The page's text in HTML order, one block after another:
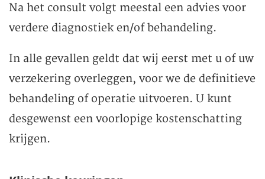
Na het consult volgt meestal een advies voor
verdere diagnostiek en/of behandeling.
In alle gevallen geldt dat wij eerst met u of uw
verzekering overleggen, voor we de definitieve
behandeling of operatie uitvoeren. U kunt
desgewenst een voorlopige kostenschatting
krijgen.